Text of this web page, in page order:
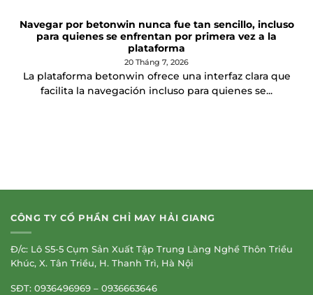
Navegar por betonwin nunca fue tan sencillo, incluso
para quienes se enfrentan por primera vez a la
plataforma
20 Tháng 7, 2026
La plataforma betonwin ofrece una interfaz clara que
facilita la navegación incluso para quienes se...
CÔNG TY CỔ PHẦN CHỈ MAY HẢI GIANG
Đ/c: Lô S5-5 Cụm Sản Xuất Tập Trung Làng Nghề Thôn Triều
Khúc, X. Tân Triều, H. Thanh Trì, Hà Nội
SĐT: 0936496969 – 0936663646